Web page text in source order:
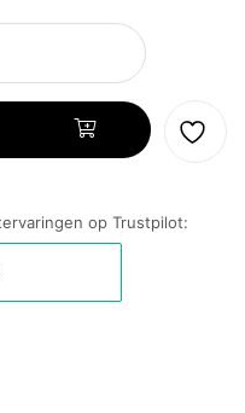
op Trustpilot: